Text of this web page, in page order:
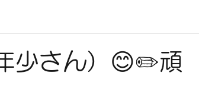
少さん）😊✏️頑